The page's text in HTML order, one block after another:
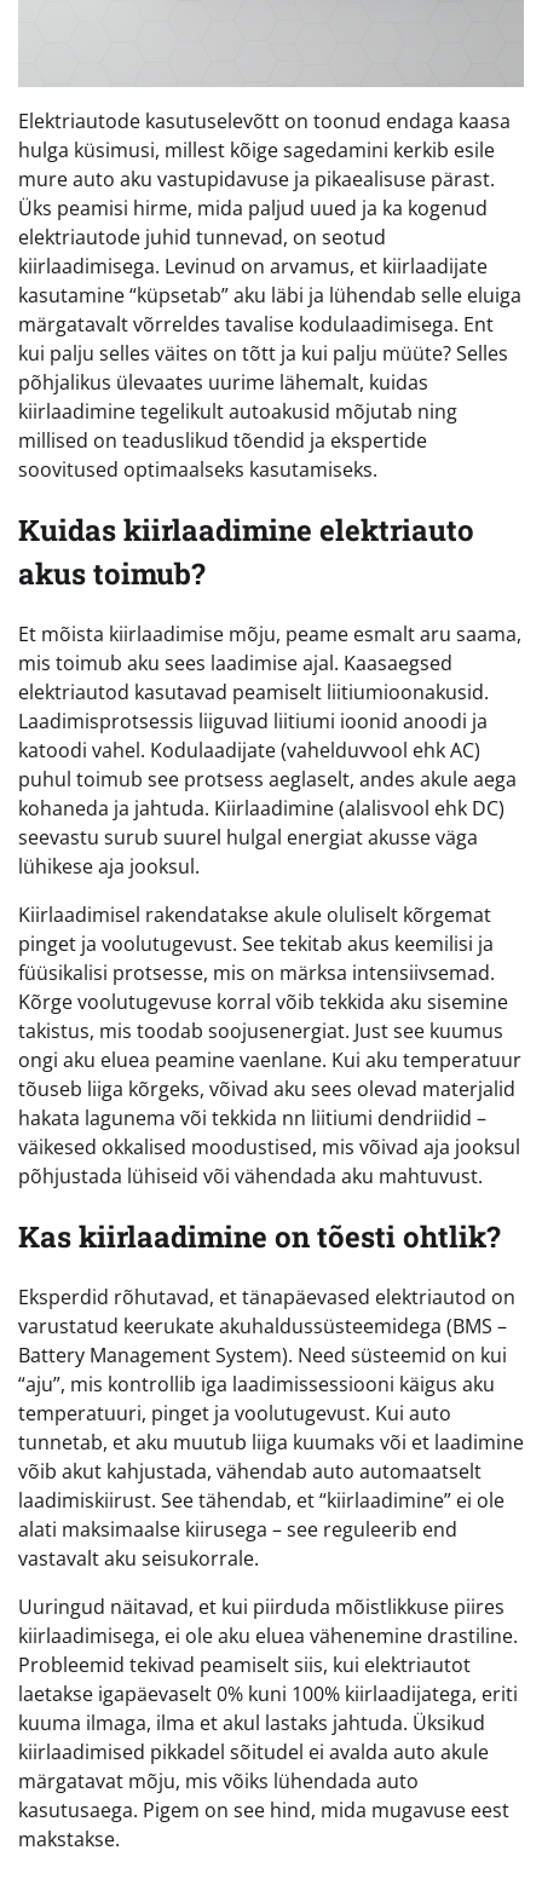
Elektriautode kasutuselevõtt on toonud endaga kaasa
hulga küsimusi, millest kõige sagedamini kerkib esile
mure auto aku vastupidavuse ja pikaealisuse pärast.
Üks peamisi hirme, mida paljud uued ja ka kogenud
elektriautode juhid tunnevad, on seotud
kiirlaadimisega. Levinud on arvamus, et kiirlaadijate
kasutamine “küpsetab” aku läbi ja lühendab selle eluiga
märgatavalt võrreldes tavalise kodulaadimisega. Ent
kui palju selles väites on tõtt ja kui palju müüte? Selles
põhjalikus ülevaates uurime lähemalt, kuidas
kiirlaadimine tegelikult autoakusid mõjutab ning
millised on teaduslikud tõendid ja ekspertide
soovitused optimaalseks kasutamiseks.
Kuidas kiirlaadimine elektriauto
akus toimub?
Et mõista kiirlaadimise mõju, peame esmalt aru saama,
mis toimub aku sees laadimise ajal. Kaasaegsed
elektriautod kasutavad peamiselt liitiumioonakusid.
Laadimisprotsessis liiguvad liitiumi ioonid anoodi ja
katoodi vahel. Kodulaadijate (vahelduvvool ehk AC)
puhul toimub see protsess aeglaselt, andes akule aega
kohaneda ja jahtuda. Kiirlaadimine (alalisvool ehk DC)
seevastu surub suurel hulgal energiat akusse väga
lühikese aja jooksul.
Kiirlaadimisel rakendatakse akule oluliselt kõrgemat
pinget ja voolutugevust. See tekitab akus keemilisi ja
füüsikalisi protsesse, mis on märksa intensiivsemad.
Kõrge voolutugevuse korral võib tekkida aku sisemine
takistus, mis toodab soojusenergiat. Just see kuumus
ongi aku eluea peamine vaenlane. Kui aku temperatuur
tõuseb liiga kõrgeks, võivad aku sees olevad materjalid
hakata lagunema või tekkida nn liitiumi dendriidid –
väikesed okkalised moodustised, mis võivad aja jooksul
põhjustada lühiseid või vähendada aku mahtuvust.
Kas kiirlaadimine on tõesti ohtlik?
Eksperdid rõhutavad, et tänapäevased elektriautod on
varustatud keerukate akuhaldussüsteemidega (BMS –
Battery Management System). Need süsteemid on kui
“aju”, mis kontrollib iga laadimissessiooni käigus aku
temperatuuri, pinget ja voolutugevust. Kui auto
tunnetab, et aku muutub liiga kuumaks või et laadimine
võib akut kahjustada, vähendab auto automaatselt
laadimiskiirust. See tähendab, et “kiirlaadimine” ei ole
alati maksimaalse kiirusega – see reguleerib end
vastavalt aku seisukorrale.
Uuringud näitavad, et kui piirduda mõistlikkuse piires
kiirlaadimisega, ei ole aku eluea vähenemine drastiline.
Probleemid tekivad peamiselt siis, kui elektriautot
laetakse igapäevaselt 0% kuni 100% kiirlaadijatega, eriti
kuuma ilmaga, ilma et akul lastaks jahtuda. Üksikud
kiirlaadimised pikkadel sõitudel ei avalda auto akule
märgatavat mõju, mis võiks lühendada auto
kasutusaega. Pigem on see hind, mida mugavuse eest
makstakse.